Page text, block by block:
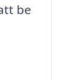
be